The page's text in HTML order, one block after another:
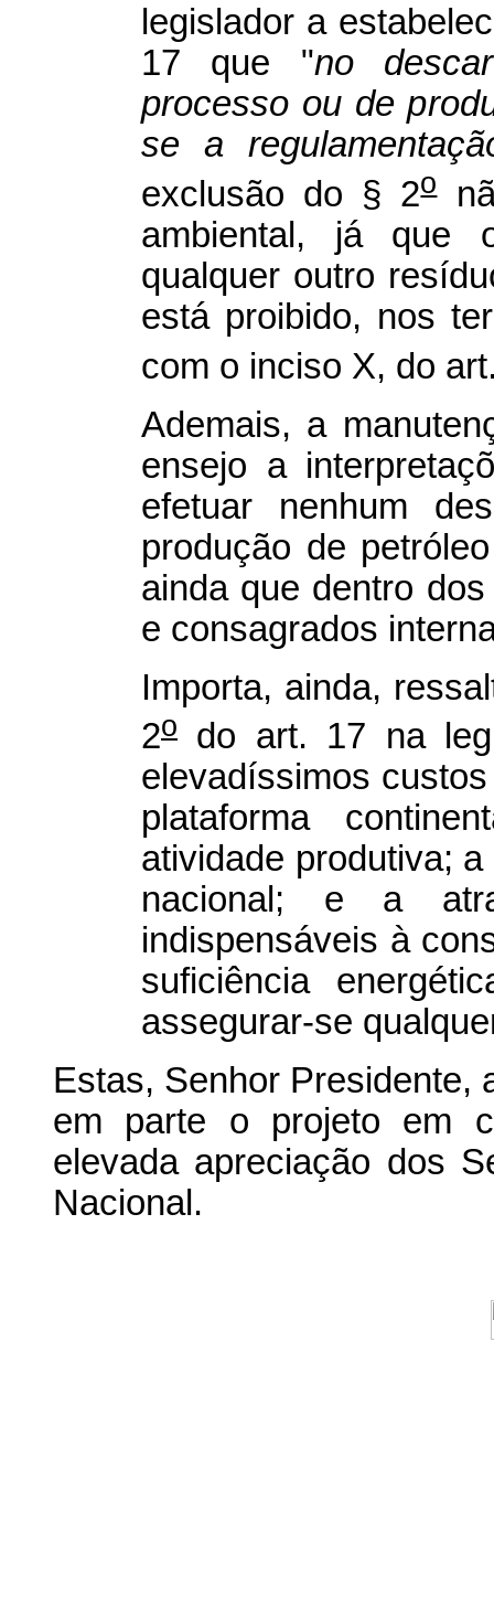
legislador a
17 que "no
processo ou de
se a
exclusão do § 2o
ambiental, já que
qualquer outro
está proibido, nos
com o inciso X, do
Ademais, a
ensejo a
efetuar nenhum
produção de
ainda que dentro
e consagrados
Importa, ainda,
2o
do art. 17 na
elevadíssimos
plataforma
atividade produtiva;
nacional; e a
indispensáveis à
suficiência
assegurar-se
Estas, Senhor Presidente,
em parte o projeto em
elevada apreciação dos
Nacional.